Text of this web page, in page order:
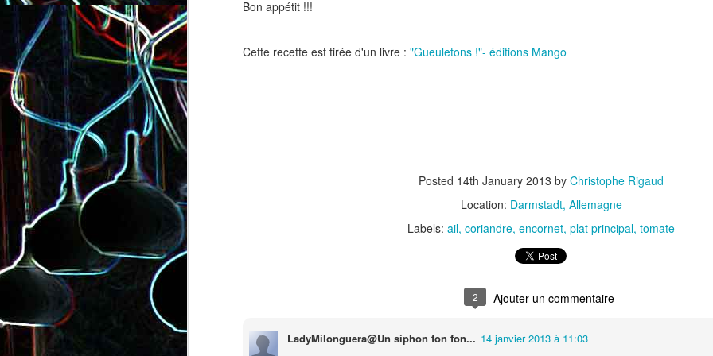
Bon appétit !!!
Cette recette est tirée d'un livre : "Gueuletons !"- éditions Mango
Posted 14th January 2013 by Christophe Rigaud
Location: Darmstadt, Allemagne
Labels: ail coriandre encornet plat principal tomate
2
LadyMilonguera@Un siphon fon fon... 14 janvier 2013 à 11:03
Salade de lentilles au céleri
branche et à la carotte